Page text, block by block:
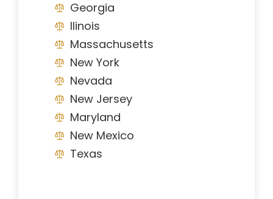
Georgia
Ilinois
Massachusetts
New York
Nevada
New Jersey
Maryland
New Mexico
Texas